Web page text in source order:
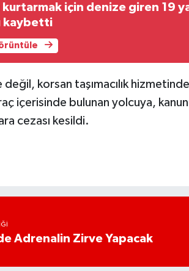
kurtarmak için denize giren 19
kaybetti
korsan taşımacılık
içerisinde bulunan yolcuya,
cezası kesildi.
Adrenalin Zirve Yapacak